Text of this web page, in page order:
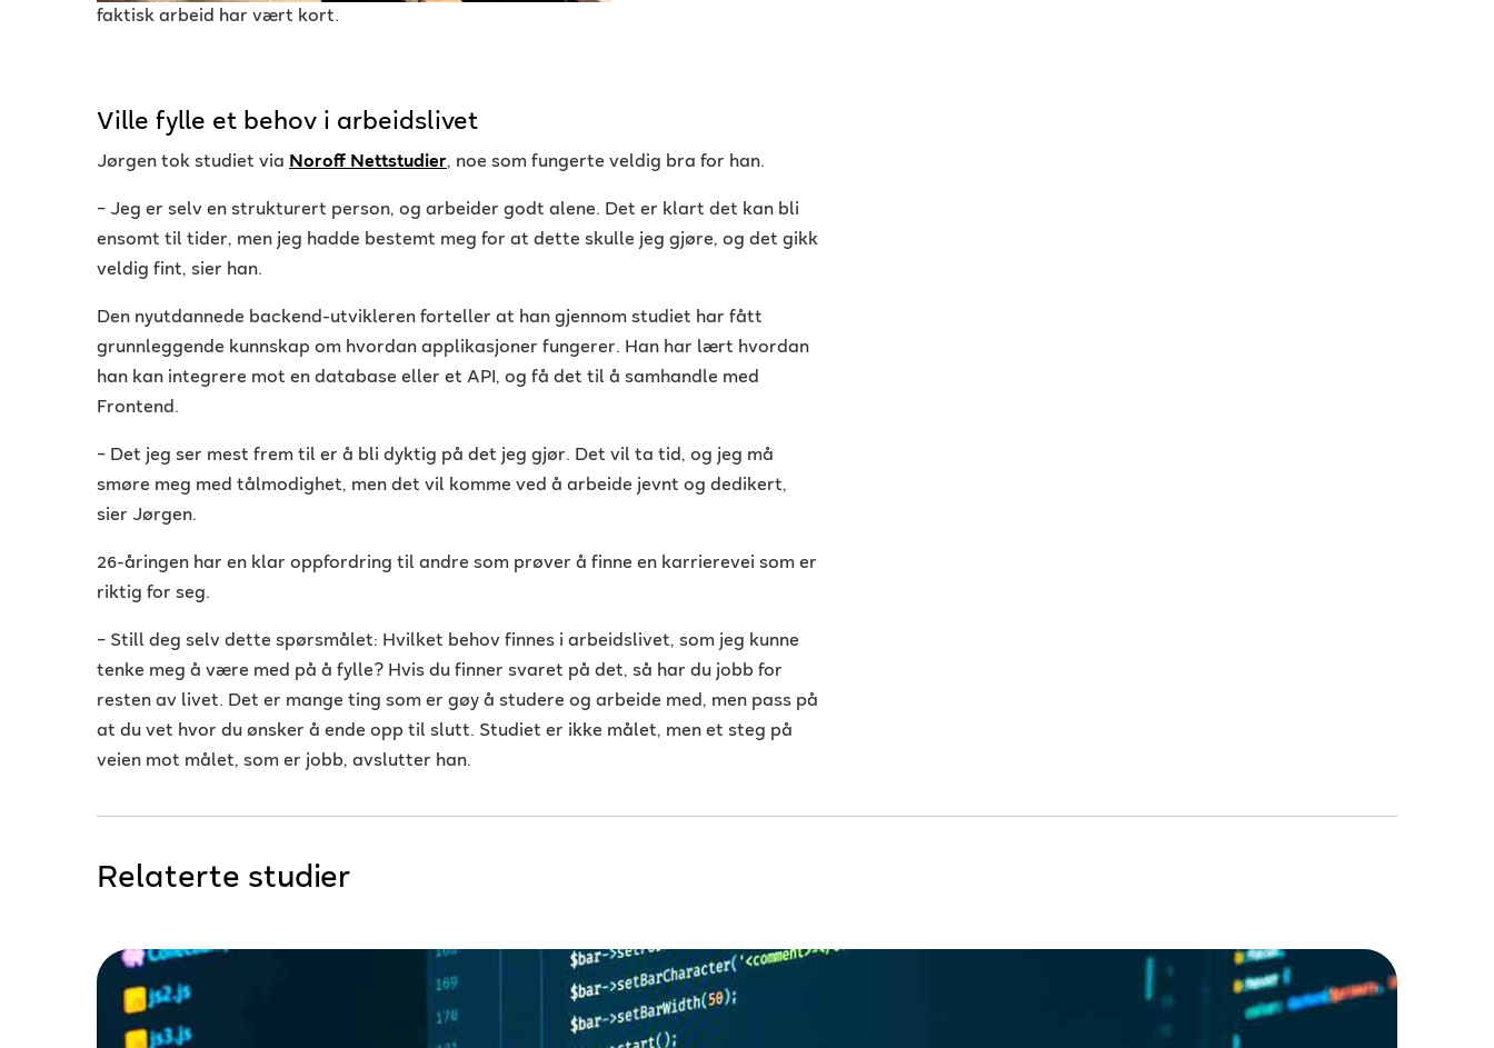
faktisk arbeid har vært kort.
Ville fylle et behov i arbeidslivet
Jørgen tok studiet via Noroff Nettstudier, noe som fungerte veldig bra for han.
– Jeg er selv en strukturert person, og arbeider godt alene. Det er klart det kan bli
ensomt til tider, men jeg hadde bestemt meg for at dette skulle jeg gjøre, og det gikk
veldig fint, sier han.
Den nyutdannede backend-utvikleren forteller at han gjennom studiet har fått
grunnleggende kunnskap om hvordan applikasjoner fungerer. Han har lært hvordan
han kan integrere mot en database eller et API, og få det til å samhandle med
Frontend.
– Det jeg ser mest frem til er å bli dyktig på det jeg gjør. Det vil ta tid, og jeg må
smøre meg med tålmodighet, men det vil komme ved å arbeide jevnt og dedikert,
sier Jørgen.
26-åringen har en klar oppfordring til andre som prøver å finne en karrierevei som er
riktig for seg.
– Still deg selv dette spørsmålet: Hvilket behov finnes i arbeidslivet, som jeg kunne
tenke meg å være med på å fylle? Hvis du finner svaret på det, så har du jobb for
resten av livet. Det er mange ting som er gøy å studere og arbeide med, men pass på
at du vet hvor du ønsker å ende opp til slutt. Studiet er ikke målet, men et steg på
veien mot målet, som er jobb, avslutter han.
Relaterte studier